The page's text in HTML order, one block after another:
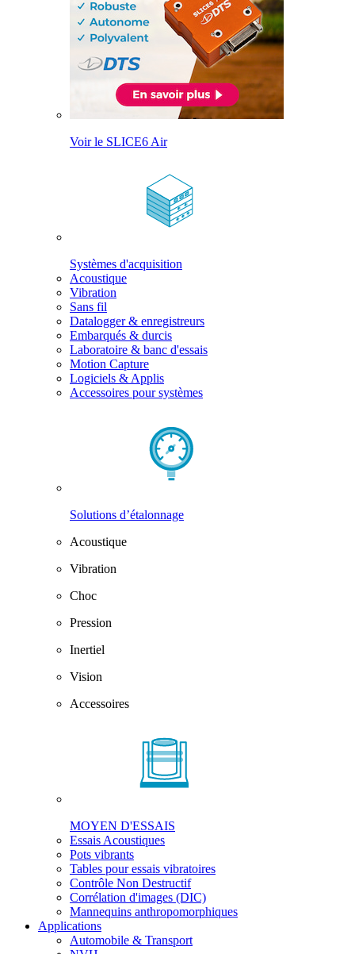
Voir le SLICE6 Air
Systèmes d'acquisition
Acoustique
Vibration
Sans fil
Datalogger & enregistreurs
Embarqués & durcis
Laboratoire & banc d'essais
Motion Capture
Logiciels & Applis
Accessoires pour systèmes
Solutions d’étalonnage
Acoustique
Vibration
Choc
Pression
Inertiel
Vision
Accessoires
MOYEN D'ESSAIS
Essais Acoustiques
Pots vibrants
Tables pour essais vibratoires
Contrôle Non Destructif
Corrélation d'images (DIC)
Mannequins anthropomorphiques
Applications
Automobile & Transport